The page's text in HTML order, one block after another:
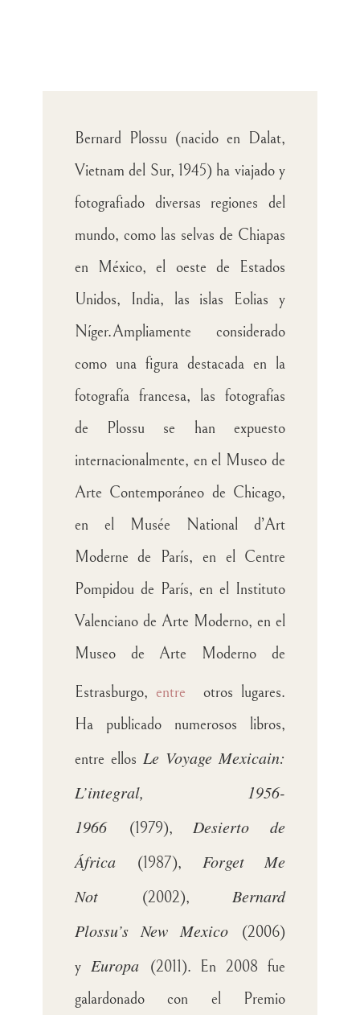
Bernard Plossu (nacido en Dalat,
Vietnam del Sur, 1945) ha viajado y
fotografiado diversas regiones del
mundo, como las selvas de Chiapas
en México, el oeste de Estados
Unidos, India, las islas Eolias y
Níger.Ampliamente considerado
como una figura destacada en la
fotografía francesa, las fotografías
de Plossu se han expuesto
internacionalmente, en el Museo de
Arte Contemporáneo de Chicago,
en el Musée National d’Art
Moderne de París, en el Centre
Pompidou de París, en el Instituto
Valenciano de Arte Moderno, en el
Museo de Arte Moderno de
Estrasburgo, entre
otros lugares.
Ha publicado numerosos libros,
entre ellos Le Voyage Mexicain:
L’integral, 1956-
1966
(1979),Desierto de
África (1987), Forget Me
Not
(2002),Bernard
Plossu’s
New Mexico (2006)
y Europa
(2011). En 2008 fue
galardonado con el Premio